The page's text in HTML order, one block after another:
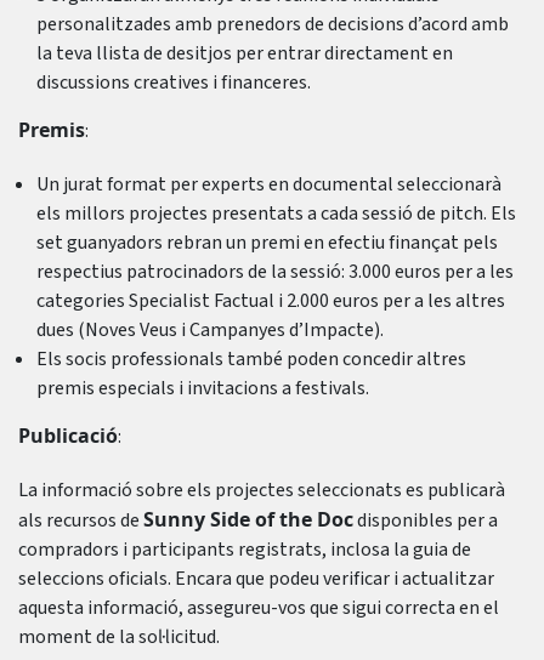
personalitzades amb prenedors de decisions d’acord amb
la teva llista de desitjos per entrar directament en
discussions creatives i financeres.
Premis:
Un jurat format per experts en documental seleccionarà
els millors projectes presentats a cada sessió de pitch. Els
set guanyadors rebran un premi en efectiu finançat pels
respectius patrocinadors de la sessió: 3.000 euros per a les
categories Specialist Factual i 2.000 euros per a les altres
dues (Noves Veus i Campanyes d’Impacte).
Els socis professionals també poden concedir altres
premis especials i invitacions a festivals.
Publicació:
La informació sobre els projectes seleccionats es publicarà
als recursos deSunny Side of the Docdisponibles per a
compradors i participants registrats, inclosa la guia de
seleccions oficials. Encara que podeu verificar i actualitzar
aquesta informació, assegureu-vos que sigui correcta en el
moment de la sol·licitud.